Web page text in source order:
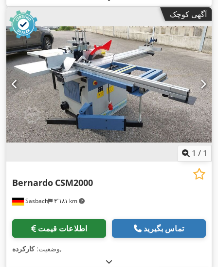
آگهی کوچک
1 / 1
Sasbach ۴٬۱۸۱ km
Bernardo CSM2000
اطلاعات قیمت تماس بگیرید
وضعیت:کارکرده ,